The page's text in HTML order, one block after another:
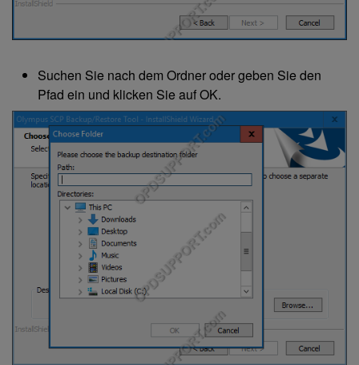
Suchen Sie nach dem Ordner oder geben Sie den
Pfad ein und klicken Sie auf OK.